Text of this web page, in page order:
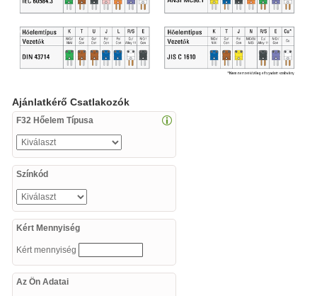
Ajánlatkérő Csatlakozók
F32 Hőelem Típusa
Színkód
Kért Mennyiség
Kért mennyiség
Az Ön Adatai